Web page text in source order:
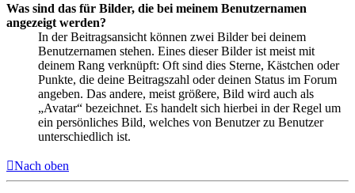
Was sind das für Bilder, die bei meinem Benutzernamen
angezeigt werden?
In der Beitragsansicht können zwei Bilder bei deinem
Benutzernamen stehen. Eines dieser Bilder ist meist mit
deinem Rang verknüpft: Oft sind dies Sterne, Kästchen oder
Punkte, die deine Beitragszahl oder deinen Status im Forum
angeben. Das andere, meist größere, Bild wird auch als
„Avatar“ bezeichnet. Es handelt sich hierbei in der Regel um
ein persönliches Bild, welches von Benutzer zu Benutzer
unterschiedlich ist.
Nach oben